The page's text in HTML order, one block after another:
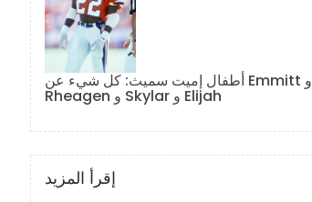
أطفال إميت سميث: كل شيء عن Emmitt و
Rheagen و Skylar و Elijah
إقرأ المزيد